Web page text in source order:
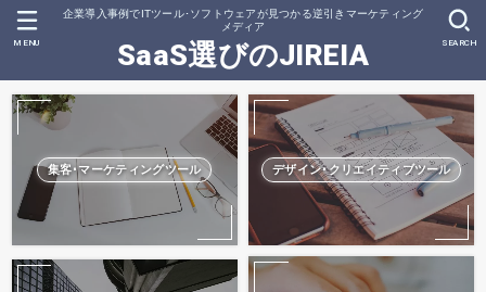
企業導入事例でITツール･ソフトウェアが見つかる逆引きマーケティング
メディア
SaaS選びのJIREIA SEARCH
MENU
集客･マーケティングツール デザイン･クリエイティブツール